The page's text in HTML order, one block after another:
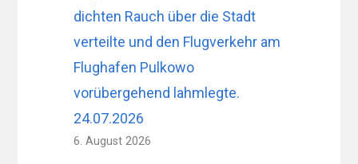
dichten Rauch über die Stadt
verteilte und den Flugverkehr am
Flughafen Pulkowo
vorübergehend lahmlegte.
24.07.2026
6. August 2026